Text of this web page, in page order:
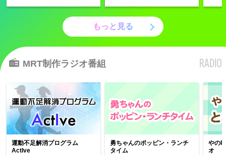
もっと見る
MRT制作ラジオ番組 RADIO
運動不足解消プログラム
ActIve
勇ちゃんのポッピン・ランチ
タイム
やのP
オ